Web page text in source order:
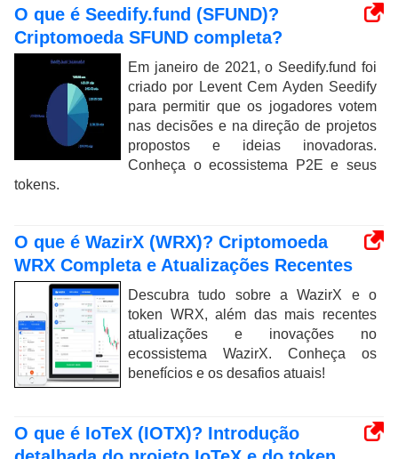
O que é Seedify.fund (SFUND)?
Criptomoeda SFUND completa?
Em janeiro de 2021, o Seedify.fund foi
criado por Levent Cem Ayden Seedify
para permitir que os jogadores votem
nas decisões e na direção de projetos
propostos e ideias inovadoras.
Conheça o ecossistema P2E e seus
tokens.
O que é WazirX (WRX)? Criptomoeda
WRX Completa e Atualizações Recentes
Descubra tudo sobre a WazirX e o
token WRX, além das mais recentes
atualizações e inovações no
ecossistema WazirX. Conheça os
benefícios e os desafios atuais!
O que é IoTeX (IOTX)? Introdução